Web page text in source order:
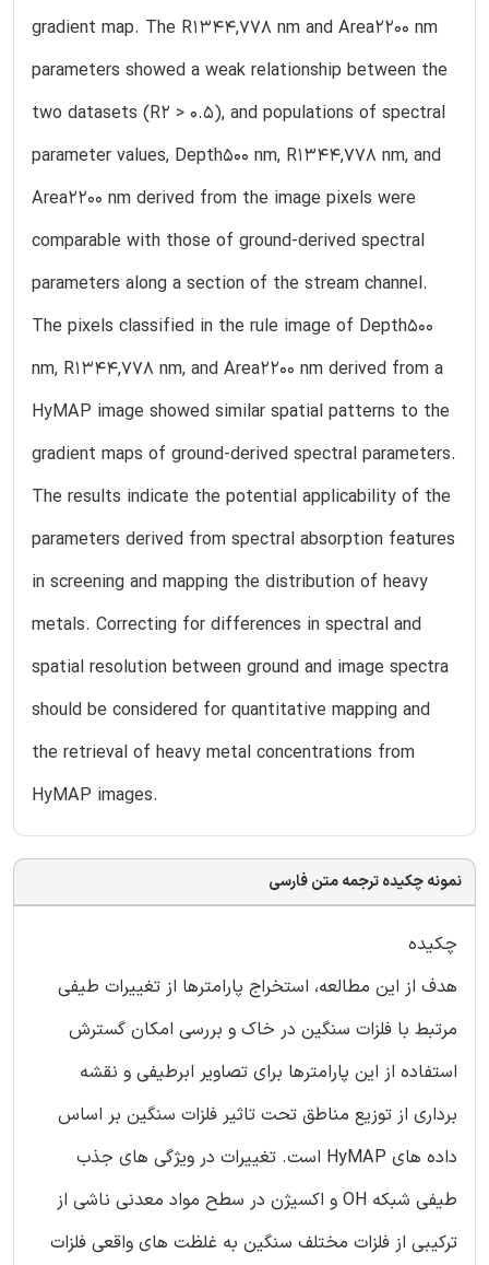
gradient map. The R1344,778 nm and Area2200 nm
parameters showed a weak relationship between the
two datasets (R2 > 0.5), and populations of spectral
parameter values, Depth500 nm, R1344,778 nm, and
Area2200 nm derived from the image pixels were
comparable with those of ground-derived spectral
parameters along a section of the stream channel.
The pixels classified in the rule image of Depth500
nm, R1344,778 nm, and Area2200 nm derived from a
HyMAP image showed similar spatial patterns to the
gradient maps of ground-derived spectral parameters.
The results indicate the potential applicability of the
parameters derived from spectral absorption features
in screening and mapping the distribution of heavy
metals. Correcting for differences in spectral and
spatial resolution between ground and image spectra
should be considered for quantitative mapping and
the retrieval of heavy metal concentrations from
HyMAP images.
نمونه چکیده ترجمه متن فارسی
چکیده
هدف از این مطالعه، استخراج پارامترها از تغییرات طیفی
مرتبط با فلزات سنگین در خاک و بررسی امکان گسترش
استفاده از این پارامترها برای تصاویر ابرطیفی و نقشه
برداری از توزیع مناطق تحت تاثیر فلزات سنگین بر اساس
داده های HyMAP است. تغییرات در ویژگی های جذب
طیفی شبکه OH و اکسیژن در سطح مواد معدنی ناشی از
ترکیبی از فلزات مختلف سنگین به غلظت های واقعی فلزات